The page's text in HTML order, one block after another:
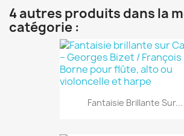
4 autres produits dans la
catégorie :
Fantaisie Brillante Sur...